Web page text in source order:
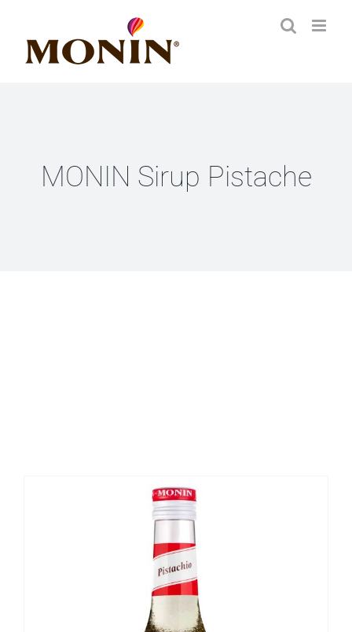
Inhalt
springen
MONIN Sirup Pistache